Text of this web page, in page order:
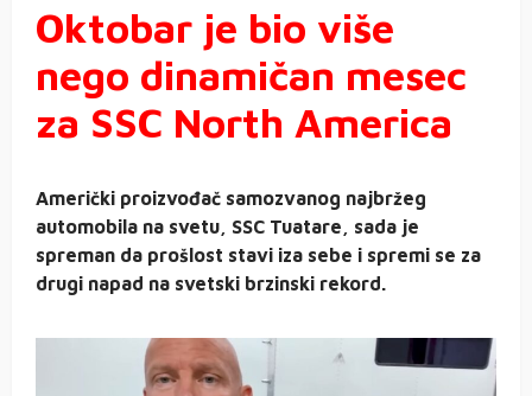
Oktobar je bio više
nego dinamičan mesec
za SSC North America
Američki proizvođač samozvanog najbržeg
automobila na svetu, SSC Tuatare, sada je
spreman da prošlost stavi iza sebe i spremi se za
drugi napad na svetski brzinski rekord.